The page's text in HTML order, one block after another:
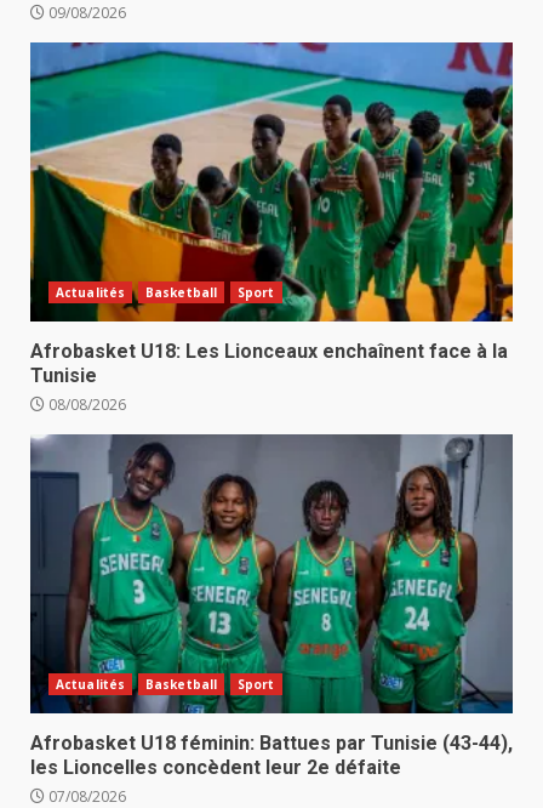
09/08/2026
Actualités Basketball Sport
Afrobasket U18: Les Lionceaux enchaînent face à la
Tunisie
08/08/2026
Actualités Basketball Sport
Afrobasket U18 féminin: Battues par Tunisie (43-44),
les Lioncelles concèdent leur 2e défaite
07/08/2026